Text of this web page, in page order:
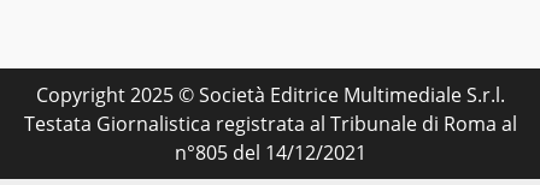
Copyright 2025 © Società Editrice Multimediale S.r.l.
Testata Giornalistica registrata al Tribunale di Roma al
n°805 del 14/12/2021